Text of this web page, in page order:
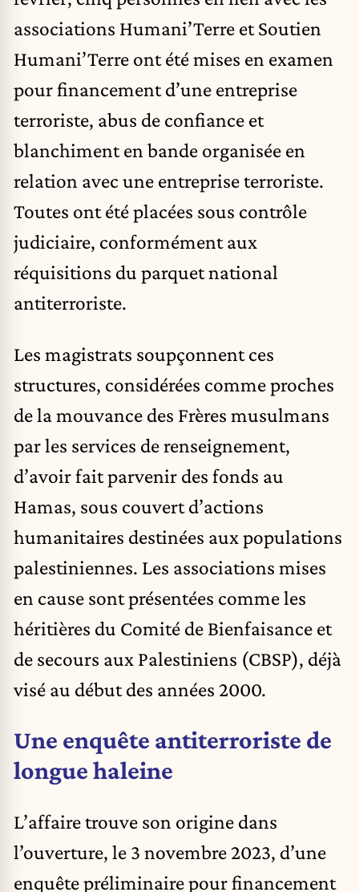
associations Humani’Terre et Soutien
Humani’Terre ont été mises en examen
pour financement d’une entreprise
terroriste, abus de confiance et
blanchiment en bande organisée en
relation avec une entreprise terroriste.
Toutes ont été placées sous contrôle
judiciaire, conformément aux
réquisitions du parquet national
antiterroriste.
Les magistrats soupçonnent ces
structures, considérées comme proches
de la mouvance des Frères musulmans
par les services de renseignement,
d’avoir fait parvenir des fonds au
Hamas, sous couvert d’actions
humanitaires destinées aux populations
palestiniennes. Les associations mises
en cause sont présentées comme les
héritières du Comité de Bienfaisance et
de secours aux Palestiniens (CBSP), déjà
visé au début des années 2000.
Une enquête antiterroriste de
longue haleine
L’affaire trouve son origine dans
l’ouverture, le 3 novembre 2023, d’une
enquête préliminaire pour financement